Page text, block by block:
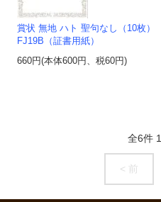
賞状 無地 ハト 聖句なし（10枚）
FJ19B（証書用紙）
660円(本体600円、税60円)
全6件 1
< 前